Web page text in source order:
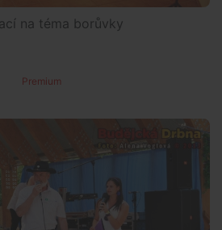
na téma borůvky
Premium